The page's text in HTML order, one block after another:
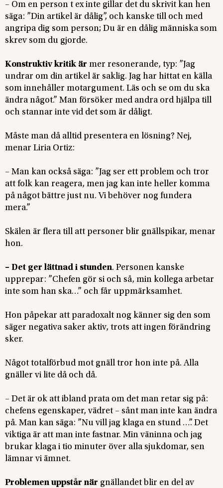
– Om en person t ex inte gillar det du skrivit kan hen
säga: ”Din artikel är dålig”, och kanske till och med
angripa dig som person; Du är en dålig människa som
skrev som du gjorde.
Konstruktiv kritik är mer resonerande, typ: ”Jag
undrar om din artikel är saklig. Jag har hittat en källa
som innehåller motargument. Läs och se om du ska
ändra något.” Man försöker med andra ord hjälpa till
och stannar inte vid det som är dåligt.
Måste man då alltid presentera en lösning? Nej,
menar Liria Ortiz:
– Man kan också säga: ”Jag ser ett problem och tror
att folk kan reagera, men jag kan inte heller komma
på något bättre just nu. Vi behöver nog fundera
mera.”
Skälen är flera till att personer blir gnällspikar, menar
hon.
– Det ger lättnad i stunden. Personen kanske
upprepar: ”Chefen gör si och så, min kollega arbetar
inte som han ska…” och får uppmärksamhet.
Hon påpekar att paradoxalt nog känner sig den som
säger negativa saker aktiv, trots att ingen förändring
sker.
Något totalförbud mot gnäll tror hon inte på. Alla
gnäller vi lite då och då.
– Det är ok att ibland prata om det man retar sig på:
chefens egenskaper, vädret – sånt man inte kan ändra
på. Man kan säga: ”Nu vill jag klaga en stund …”. Det
viktiga är att man inte fastnar. Min väninna och jag
brukar klaga i tio minuter över alla sjukdomar, sen
lämnar vi ämnet.
Problemen uppstår när gnällandet blir en del av